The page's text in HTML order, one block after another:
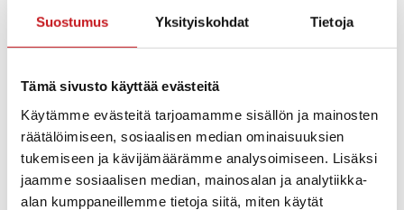
Suostumus Yksityiskohdat Tietoja
Tämä sivusto käyttää evästeitä
Käytämme evästeitä tarjoamamme sisällön ja mainosten
räätälöimiseen, sosiaalisen median ominaisuuksien
tukemiseen ja kävijämäärämme analysoimiseen. Lisäksi
jaamme sosiaalisen median, mainosalan ja analytiikka-
alan kumppaneillemme tietoja siitä, miten käytät
Lisää kalenteriin
TIEDOT
Päivämäärä:
ke 15.2.2023
Aika:
10:00 - 12:00
Tapahtumaluokka: